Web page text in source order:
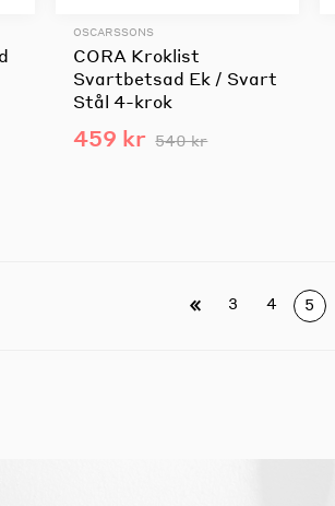
OSCARSSONS
CORA Kroklist
Svartbetsad Ek / Svart
Stål 4-krok
459 kr 540 kr
3 4 5